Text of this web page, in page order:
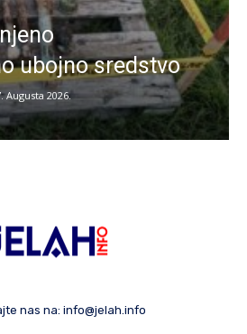
ubojno sredstvo
Augusta 2026.
nas na: info@jelah.info